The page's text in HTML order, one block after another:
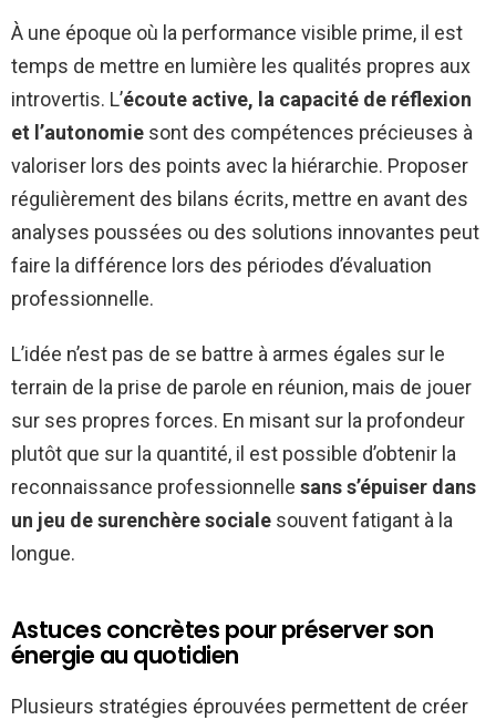
À une époque où la performance visible prime, il est
temps de mettre en lumière les qualités propres aux
introvertis. L’écoute active, la capacité de réflexion
et l’autonomie sont des compétences précieuses à
valoriser lors des points avec la hiérarchie. Proposer
régulièrement des bilans écrits, mettre en avant des
analyses poussées ou des solutions innovantes peut
faire la différence lors des périodes d’évaluation
professionnelle.
L’idée n’est pas de se battre à armes égales sur le
terrain de la prise de parole en réunion, mais de jouer
sur ses propres forces. En misant sur la profondeur
plutôt que sur la quantité, il est possible d’obtenir la
reconnaissance professionnelle sans s’épuiser dans
un jeu de surenchère sociale souvent fatigant à la
longue.
Astuces concrètes pour préserver son
énergie au quotidien
Plusieurs stratégies éprouvées permettent de créer